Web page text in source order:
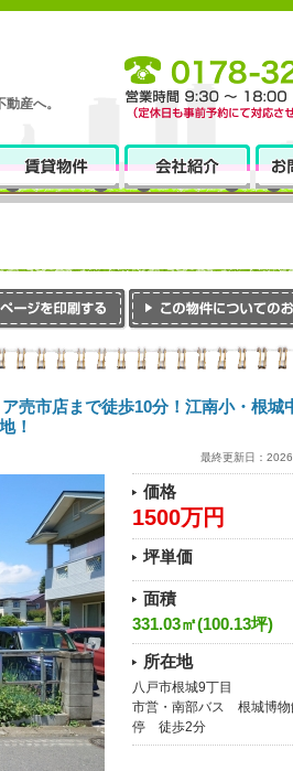
産へ。
市店まで徒歩10分！江南小・根城
！
最終更新日：
価格
1500万円
坪単価
面積
331.03㎡(100.13坪)
所在地
八戸市根城9丁目
市営・南部バス 根城博物
停 徒歩2分